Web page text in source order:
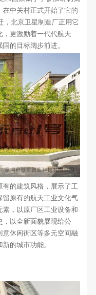
中关村正式开始了它的
，北京卫星制造厂正用它
更激励着一代代航天
的目标阔步前进。
的建筑风格，展示了工
原有的航天工业文化气
，以原厂区工业设备和
以全新面貌展现给公
休闲街区等多元空间融
的城市功能。